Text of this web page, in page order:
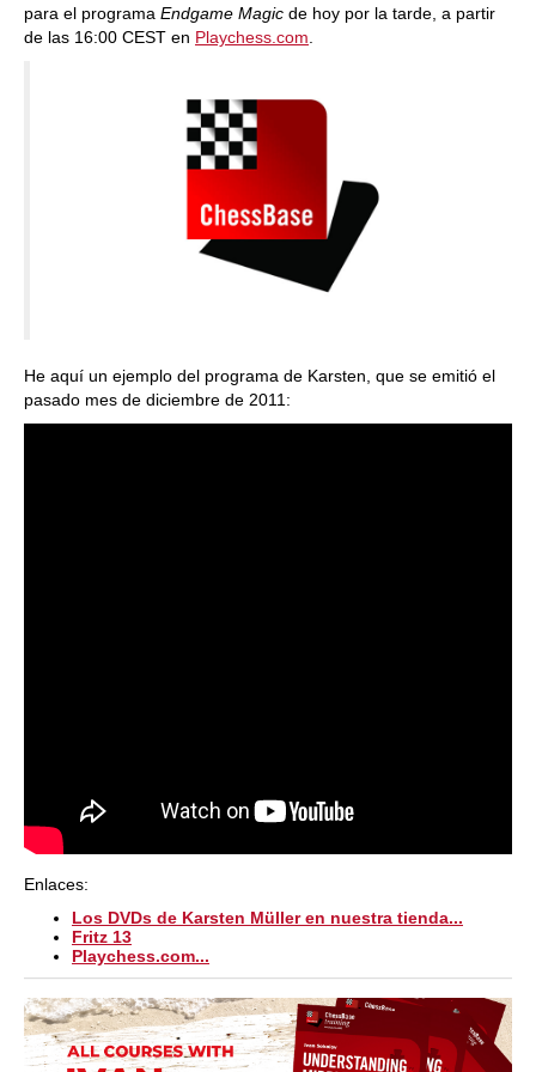
para el programa Endgame Magic de hoy por la tarde, a partir
de las 16:00 CEST en Playchess.com
He aquí un ejemplo del programa de Karsten, que se emitió el
pasado mes de diciembre de 2011:
Enlaces:
Los DVDs de Karsten Müller en nuestra tienda...
Fritz 13
Playchess.com...